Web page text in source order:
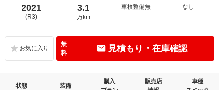
2021
(R3)
3.1
万km
車検整備無
なし
無
料
見積もり・在庫確認
状態 装備
購入
販売店
車種